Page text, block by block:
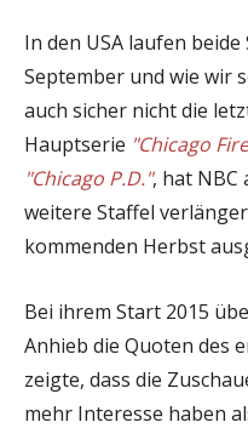
In den USA laufen
September und wie wir
auch sicher nicht die
Hauptserie "Chicago
"Chicago P.D.", hat NBC
weitere Staffel
kommenden Herbst
Bei ihrem Start 2015
Anhieb die Quoten des
zeigte, dass die
mehr Interesse haben